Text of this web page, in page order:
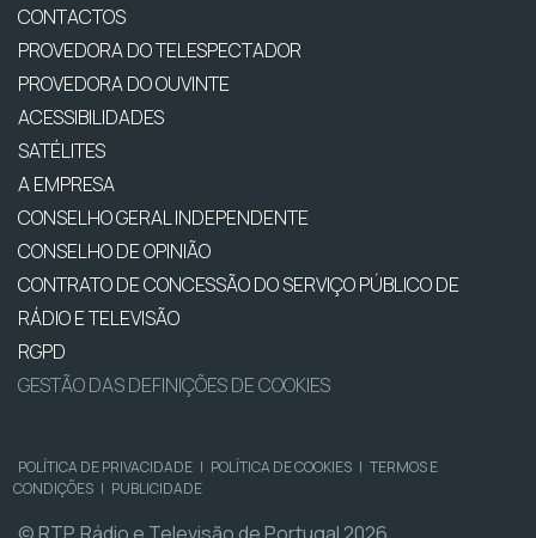
CONTACTOS
PROVEDORA DO TELESPECTADOR
PROVEDORA DO OUVINTE
ACESSIBILIDADES
SATÉLITES
A EMPRESA
CONSELHO GERAL INDEPENDENTE
CONSELHO DE OPINIÃO
CONTRATO DE CONCESSÃO DO SERVIÇO PÚBLICO DE
RÁDIO E TELEVISÃO
RGPD
GESTÃO DAS DEFINIÇÕES DE COOKIES
POLÍTICA DE PRIVACIDADE | POLÍTICA DE COOKIES | TERMOS E
CONDIÇÕES | PUBLICIDADE